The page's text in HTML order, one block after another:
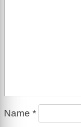
Name *